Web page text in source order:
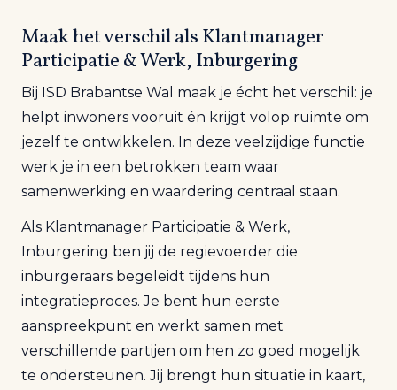
Maak het verschil als Klantmanager
Participatie & Werk, Inburgering
Bij ISD Brabantse Wal maak je écht het verschil: je
helpt inwoners vooruit én krijgt volop ruimte om
jezelf te ontwikkelen. In deze veelzijdige functie
werk je in een betrokken team waar
samenwerking en waardering centraal staan.
Als Klantmanager Participatie & Werk,
Inburgering ben jij de regievoerder die
inburgeraars begeleidt tijdens hun
integratieproces. Je bent hun eerste
aanspreekpunt en werkt samen met
verschillende partijen om hen zo goed mogelijk
te ondersteunen. Jij brengt hun situatie in kaart,